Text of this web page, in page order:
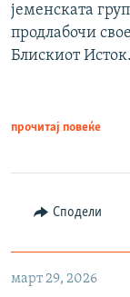
јеменската
продлабочи
Блискиот Исток.
прочитај повеќе
Сподели
март 29, 2026